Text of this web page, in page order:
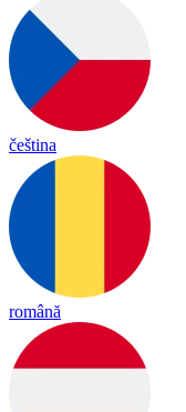
čeština
română